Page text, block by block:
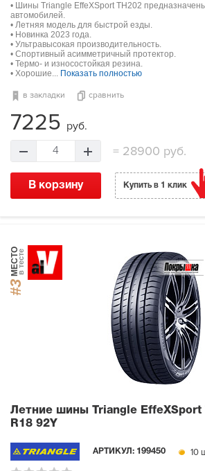
• Шины Triangle EffeXSport TH202
автомобилей.
• Летняя модель для быстрой езды.
• Новинка 2023 года.
• Ультравысокая производительность.
• Спортивный асимметричный протектор.
• Термо- и износостойкая резина.
• Хорошие... Показать полностью
в закладки сравнить
7225 руб.
4 =28900 руб.
В корзину Купить в 1 клик
#3
МЕСТОв тесте
Летние шины Triangle EffeXSport
R18 92Y
АРТИКУЛ: 199450 10